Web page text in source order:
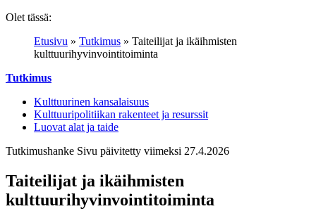
Olet tässä:
Etusivu » Tutkimus » Taiteilijat ja ikäihmisten
kulttuurihyvinvointitoiminta
Tutkimus
Kulttuurinen kansalaisuus
Kulttuuripolitiikan rakenteet ja resurssit
Luovat alat ja taide
Tutkimushanke Sivu päivitetty viimeksi 27.4.2026
Taiteilijat ja ikäihmisten
kulttuurihyvinvointitoiminta